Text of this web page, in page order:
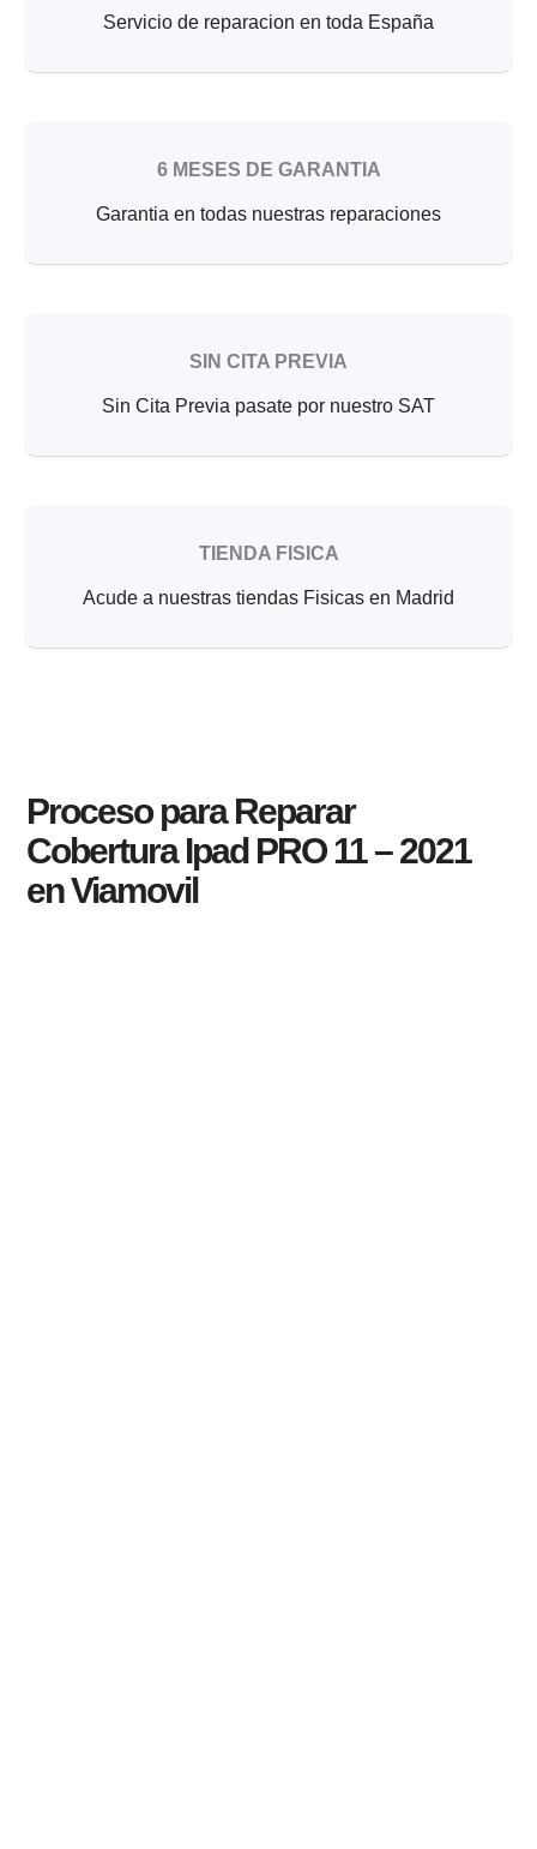
Servicio de reparacion en toda España
6 MESES DE GARANTIA
Garantia en todas nuestras reparaciones
SIN CITA PREVIA
Sin Cita Previa pasate por nuestro SAT
TIENDA FISICA
Acude a nuestras tiendas Fisicas en Madrid
Proceso para Reparar
Cobertura Ipad PRO 11 – 2021
en Viamovil